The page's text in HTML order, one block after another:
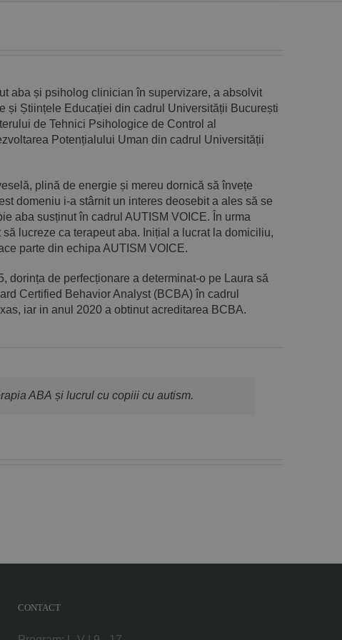
aba și psiholog clinician în supervizare, a absolvit
și Științele Educației din cadrul Universității București
de Tehnici Psihologice de Control al
Potențialului Uman din cadrul Universității
plină de energie și mereu dornică să învețe
domeniu i-a stârnit un interes deosebit a ales să se
aba susținut în cadrul AUTISM VOICE. În urma
lucreze ca terapeut aba. Inițial a lucrat la domiciliu,
parte din echipa AUTISM VOICE.
dorința de perfecționare a determinat-o pe Laura să
Certified Behavior Analyst (BCBA) în cadrul
iar in anul 2020 a obtinut acreditarea BCBA.
ABA și lucrul cu copiii cu autism.
CONTACT